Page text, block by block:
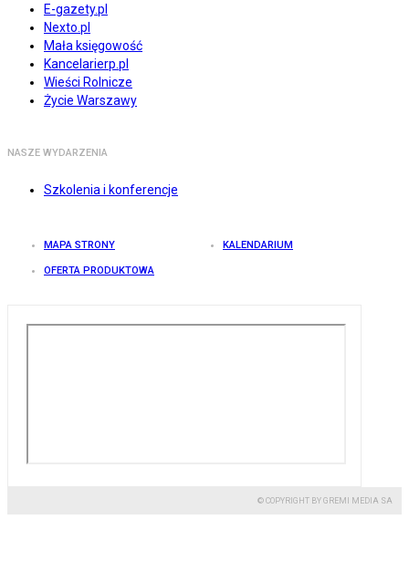
E-gazety.pl
Nexto.pl
Mała księgowość
Kancelarierp.pl
Wieści Rolnicze
Życie Warszawy
NASZE WYDARZENIA
Szkolenia i konferencje
MAPA STRONY KALENDARIUM
OFERTA PRODUKTOWA
© COPYRIGHT BY GREMI MEDIA SA